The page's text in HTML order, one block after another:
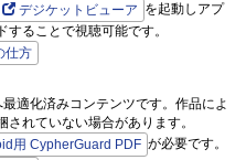
デジケットビューア を起動しアプ
することで視聴可能です。
仕方
適化済みコンテンツです。作品によ
されていない場合があります。
用 CypherGuard PDF が必要です。